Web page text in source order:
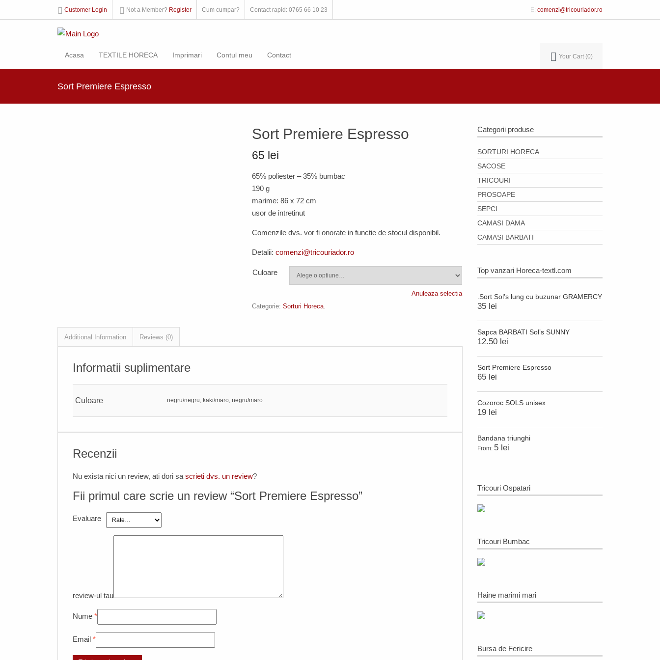
Customer Login Not a Member? Register Cum cumpar? Contact rapid: 0765 66 10 23 E: comenzi@tricouriador.ro
Acasa TEXTILE HORECA Imprimari Contul meu Contact Your Cart 0
Sort Premiere Espresso
Sort Premiere Espresso
65 lei
65% poliester – 35% bumbac
190 g
marime: 86 x 72 cm
usor de intretinut
Comenzile dvs. vor fi onorate in functie de stocul disponibil.
Detalii: comenzi@tricouriador.ro
Culoare
Anuleaza selectia
Categorie: Sorturi Horeca.
Additional Information Reviews (0)
Informatii suplimentare
Culoare negru/negru, kaki/maro, negru/maro
Recenzii
Nu exista nici un review, ati dori sa scrieti dvs. un review?
Fii primul care scrie un review “Sort Premiere Espresso”
Evaluare
review-ul tau
Nume *
Email *
Categorii produse
SORTURI HORECA
SACOSE
TRICOURI
PROSOAPE
SEPCI
CAMASI DAMA
CAMASI BARBATI
Top vanzari Horeca-textl.com
.Sort Sol’s lung cu buzunar GRAMERCY
35 lei
Sapca BARBATI Sol’s SUNNY
12.50 lei
Sort Premiere Espresso
65 lei
Cozoroc SOLS unisex
19 lei
Bandana triunghi
From: 5 lei
Tricouri Ospatari
Tricouri Bumbac
Haine marimi mari
Bursa de Fericire